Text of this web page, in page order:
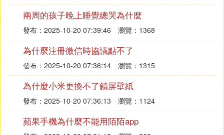
兩周的孩子晚上睡覺總哭為什麼
發布：2025-10-20 07:39:46 瀏覽：1368
為什麼注冊微信時協議點不了
發布：2025-10-20 07:36:14 瀏覽：1315
為什麼小米更換不了鎖屏壁紙
發布：2025-10-20 07:36:13 瀏覽：1124
蘋果手機為什麼不能用陌陌app